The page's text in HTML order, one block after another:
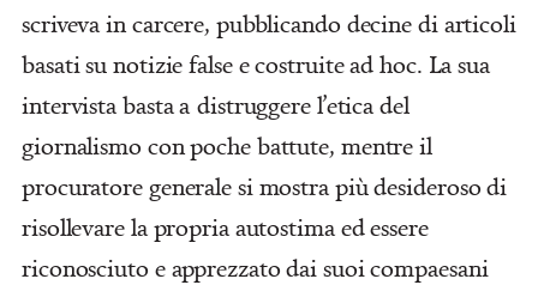
scriveva in carcere, pubblicando decine di articoli
basati su notizie false e costruite ad hoc. La sua
intervista basta a distruggere l’etica del
giornalismo con poche battute, mentre il
procuratore generale si mostra più desideroso di
risollevare la propria autostima ed essere
riconosciuto e apprezzato dai suoi compaesani